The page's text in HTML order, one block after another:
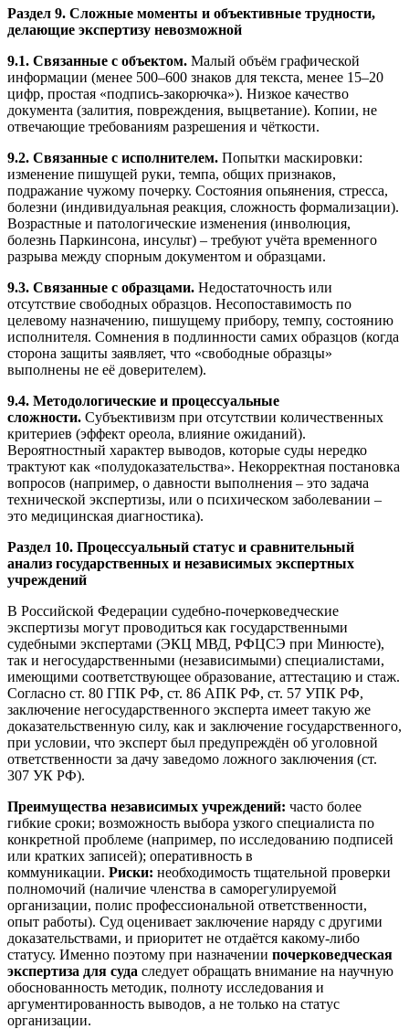
Раздел 9. Сложные моменты и объективные трудности,
делающие экспертизу невозможной
9.1. Связанные с объектом. Малый объём графической
информации (менее 500–600 знаков для текста, менее 15–20
цифр, простая «подпись-закорючка»). Низкое качество
документа (залития, повреждения, выцветание). Копии, не
отвечающие требованиям разрешения и чёткости.
9.2. Связанные с исполнителем. Попытки маскировки:
изменение пишущей руки, темпа, общих признаков,
подражание чужому почерку. Состояния опьянения, стресса,
болезни (индивидуальная реакция, сложность формализации).
Возрастные и патологические изменения (инволюция,
болезнь Паркинсона, инсульт) – требуют учёта временного
разрыва между спорным документом и образцами.
9.3. Связанные с образцами. Недостаточность или
отсутствие свободных образцов. Несопоставимость по
целевому назначению, пишущему прибору, темпу, состоянию
исполнителя. Сомнения в подлинности самих образцов (когда
сторона защиты заявляет, что «свободные образцы»
выполнены не её доверителем).
9.4. Методологические и процессуальные
сложности. Субъективизм при отсутствии количественных
критериев (эффект ореола, влияние ожиданий).
Вероятностный характер выводов, которые суды нередко
трактуют как «полудоказательства». Некорректная постановка
вопросов (например, о давности выполнения – это задача
технической экспертизы, или о психическом заболевании –
это медицинская диагностика).
Раздел 10. Процессуальный статус и сравнительный
анализ государственных и независимых экспертных
учреждений
В Российской Федерации судебно-почерковедческие
экспертизы могут проводиться как государственными
судебными экспертами (ЭКЦ МВД, РФЦСЭ при Минюсте),
так и негосударственными (независимыми) специалистами,
имеющими соответствующее образование, аттестацию и стаж.
Согласно ст. 80 ГПК РФ, ст. 86 АПК РФ, ст. 57 УПК РФ,
заключение негосударственного эксперта имеет такую же
доказательственную силу, как и заключение государственного,
при условии, что эксперт был предупреждён об уголовной
ответственности за дачу заведомо ложного заключения (ст.
307 УК РФ).
Преимущества независимых учреждений: часто более
гибкие сроки; возможность выбора узкого специалиста по
конкретной проблеме (например, по исследованию подписей
или кратких записей); оперативность в
коммуникации. Риски: необходимость тщательной проверки
полномочий (наличие членства в саморегулируемой
организации, полис профессиональной ответственности,
опыт работы). Суд оценивает заключение наряду с другими
доказательствами, и приоритет не отдаётся какому-либо
статусу. Именно поэтому при назначении почерковедческая
экспертиза для суда следует обращать внимание на научную
обоснованность методик, полноту исследования и
аргументированность выводов, а не только на статус
организации.